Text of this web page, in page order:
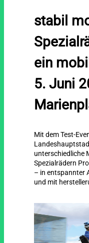
stabil
ein
5. Juni
Mit dem Test-
unterschiedliche
Spezialrädern
– in entspannter
und mit